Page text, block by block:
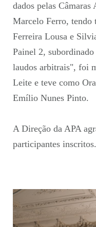
dados pelas
Marcelo Ferro, tendo
Ferreira Lousa e
Painel 2,
laudos arbitrais", foi
Leite e teve como
Emílio Nunes Pinto.
A Direção da APA
participantes inscritos.